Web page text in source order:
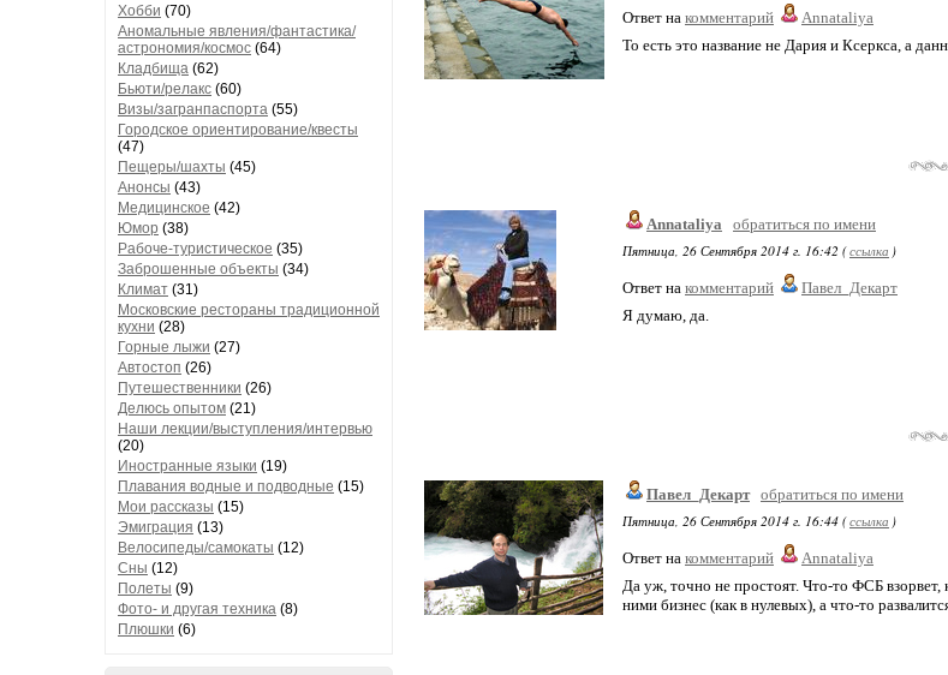
Хобби (70)
Аномальные явления/фантастика/
астрономия/космос (64)
Кладбища (62)
Бьюти/релакс (60)
Визы/загранпаспорта (55)
Городское ориентирование/квесты
(47)
Пещеры/шахты (45)
Анонсы (43)
Медицинское (42)
Юмор (38)
Рабоче-туристическое (35)
Заброшенные объекты (34)
Климат (31)
Московские рестораны традиционной
кухни (28)
Горные лыжи (27)
Автостоп (26)
Путешественники (26)
Делюсь опытом (21)
Наши лекции/выступления/интервью
(20)
Иностранные языки (19)
Плавания водные и подводные (15)
Мои рассказы (15)
Эмиграция (13)
Велосипеды/самокаты (12)
Сны (12)
Полеты (9)
Фото- и другая техника (8)
Плюшки (6)
Ответ на комментарий
Annataliya
То есть это название не Дария и Ксеркса, а
Annataliya
обратиться по имени
Пятница, 26 Сентября 2014 г. 16:42 (ссылка )
Ответ на комментарий
Павел_Декарт
Я думаю, да.
Павел_Декарт обратиться по имени
Пятница, 26 Сентября 2014 г. 16:44 (ссылка )
Ответ на комментарий
Annataliya
Да уж, точно не простоят. Что-то ФСБ
ними бизнес (как в нулевых), а что-то